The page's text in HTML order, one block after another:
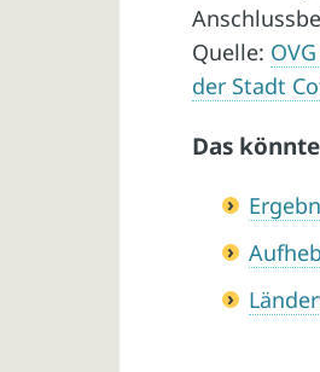
Quelle:
der Stadt
Das